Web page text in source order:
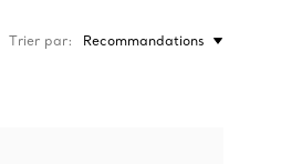
Trier par Recommandations